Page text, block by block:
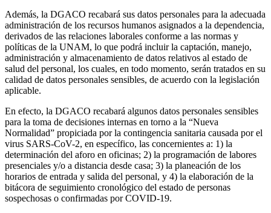
Además, la DGACO recabará sus datos personales para la adecuada
administración de los recursos humanos asignados a la dependencia,
derivados de las relaciones laborales conforme a las normas y
políticas de la UNAM, lo que podrá incluir la captación, manejo,
administración y almacenamiento de datos relativos al estado de
salud del personal, los cuales, en todo momento, serán tratados en su
calidad de datos personales sensibles, de acuerdo con la legislación
aplicable.
En efecto, la DGACO recabará algunos datos personales sensibles
para la toma de decisiones internas en torno a la “Nueva
Normalidad” propiciada por la contingencia sanitaria causada por el
virus SARS-CoV-2, en específico, las concernientes a: 1) la
determinación del aforo en oficinas; 2) la programación de labores
presenciales y/o a distancia desde casa; 3) la planeación de los
horarios de entrada y salida del personal, y 4) la elaboración de la
bitácora de seguimiento cronológico del estado de personas
sospechosas o confirmadas por COVID-19.